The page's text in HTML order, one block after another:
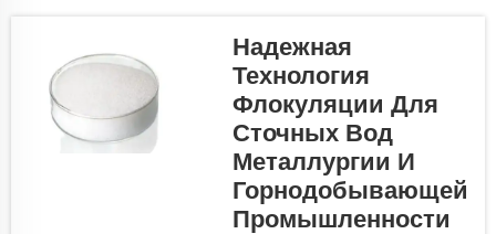
трихлоризоциануровой кислоты!
Ознакомьтесь с
преимуществами использования
трихлоризоциануровой
кислоты...
Надежная
Технология
Флокуляции Для
Сточных Вод
Металлургии И
Горнодобывающей
Промышленности